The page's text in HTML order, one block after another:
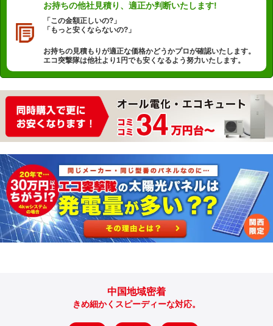
お持ちの他社見積り、 適正か判断いたします!
「この金額正しいの?」
「もっと安くならないの?」
お持ちの見積もりが適正な価格かどうかプロが確認いたします。
エコ突撃隊は他社より1円でも安くなるよう努力いたします。
中国地域密着
きめ細かくスピーディーな対応。